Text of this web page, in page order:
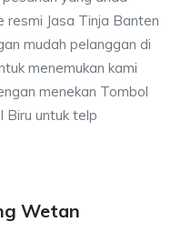
resmi Jasa Tinja Banten
mudah pelanggan di
menemukan kami
menekan Tombol
Biru untuk telp
Wetan